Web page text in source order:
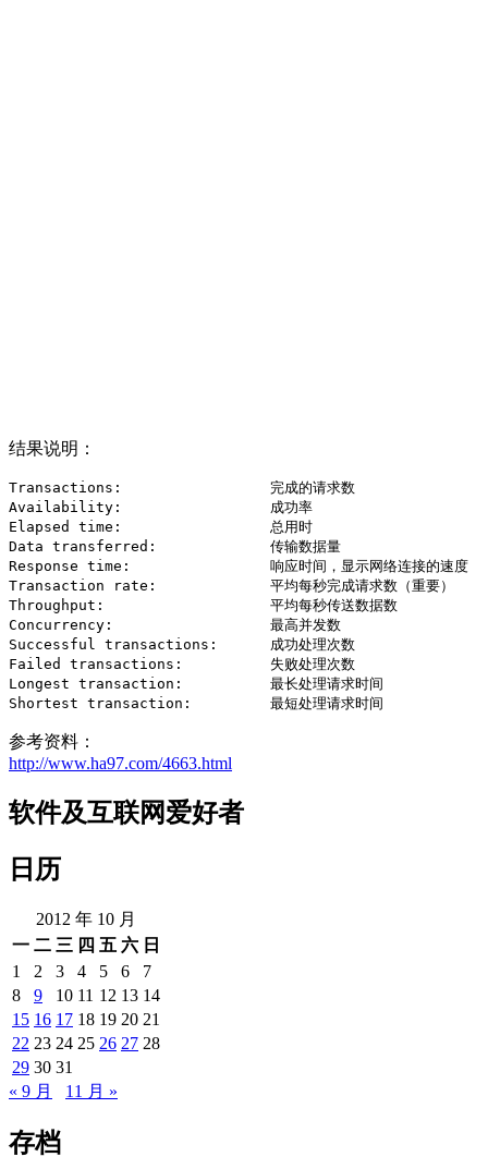
结果说明：
Transactions:		      完成的请求数
Availability:		      成功率
Elapsed time:		      总用时
Data transferred:	      传输数据量
Response time:		      响应时间，显示网络连接的速度
Transaction rate:	      平均每秒完成请求数（重要）
Throughput:		      平均每秒传送数据数
Concurrency:		      最高并发数
Successful transactions:      成功处理次数
Failed transactions:	      失败处理次数
Longest transaction:	      最长处理请求时间
参考资料：
http://www.ha97.com/4663.html
软件及互联网爱好者
日历
2012 年 10 月
一 二 三 四 五 六 日
1
2 3 4 5 6
7
8
9 10 11 12 13 14
15 16 17 18 19 20 21
22 23 24 25 26 27 28
29 30 31
« 9 月
11 月 »
存档